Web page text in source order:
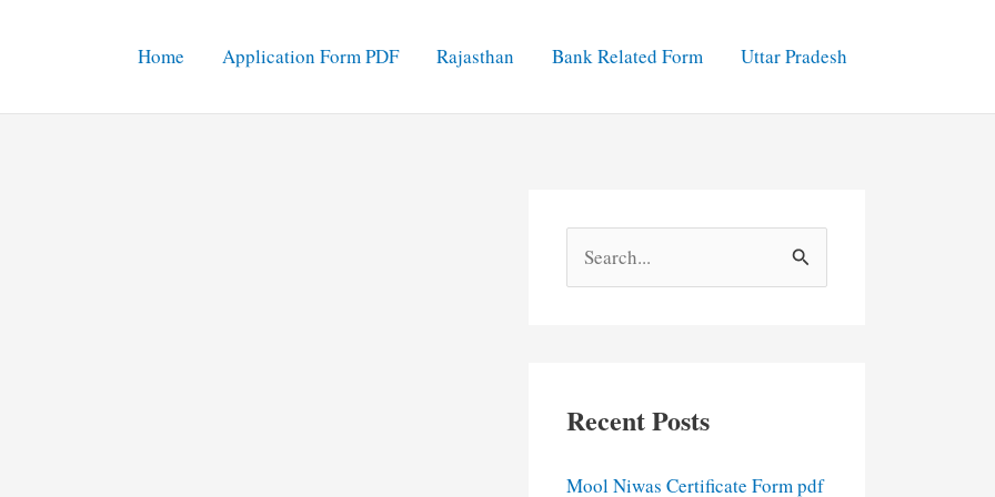
Home Application Form PDF Rajasthan Bank Related Form Uttar Pradesh
e
h
Recent Posts
Mool Niwas Certificate Form pdf